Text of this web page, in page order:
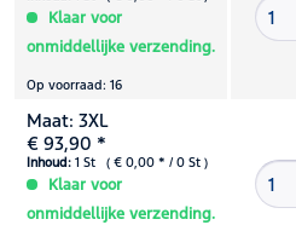
Klaar voor
onmiddellijke verzending.
Op voorraad: 16
Maat: 3XL
€ 93,90 *
Inhoud: 1 St ( € 0,00 * / 0 St )
Klaar voor
onmiddellijke verzending.